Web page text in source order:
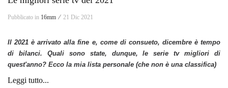
Pubblicato in 16mm ⁄ 21 Dic 2021
Il 2021 è arrivato alla fine e, come di consueto, dicembre è tempo
di bilanci. Quali sono state, dunque, le serie tv migliori di
quest'anno? Ecco la mia lista personale (che non è una classifica)
Leggi tutto...